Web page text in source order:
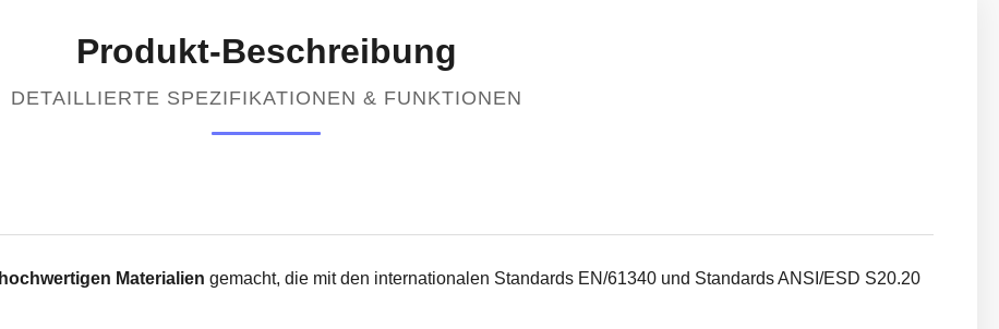
Produkt-Beschreibung
DETAILLIERTE SPEZIFIKATIONEN & FUNKTIONEN
hochwertigen Materialien gemacht, die mit den internationalen Standards EN/61340 und Standards ANSI/ESD S20.20